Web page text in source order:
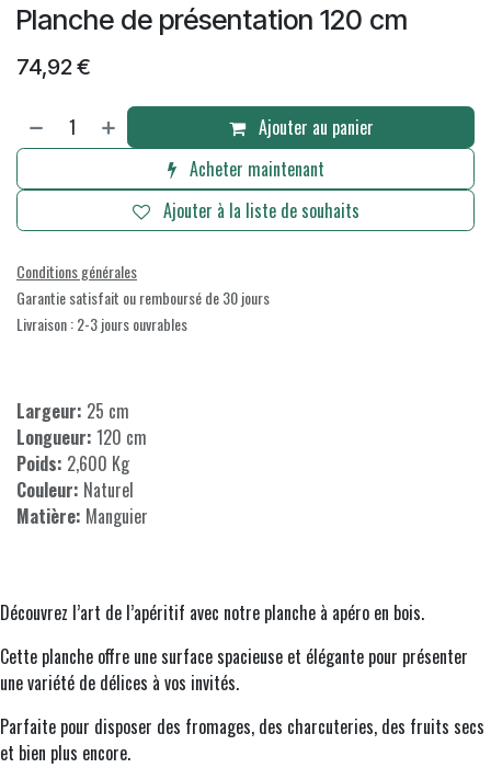
Planche de présentation 120 cm
74,92€
Ajouter au panier
Acheter maintenant
Ajouter à la liste de souhaits
Conditions générales
Garantie satisfait ou remboursé de 30 jours
Livraison : 2-3 jours ouvrables
Largeur: 25 cm
Longueur: 120 cm
Poids: 2,600 Kg
Couleur: Naturel
Matière: Manguier
Découvrez l’art de l’apéritif avec notre planche à apéro en bois.
Cette planche offre une surface spacieuse et élégante pour présenter
une variété de délices à vos invités.
Parfaite pour disposer des fromages, des charcuteries, des fruits secs
et bien plus encore.